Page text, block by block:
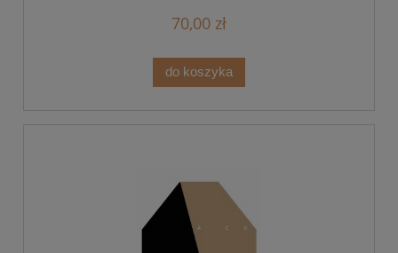
70,00 zł
do koszyka